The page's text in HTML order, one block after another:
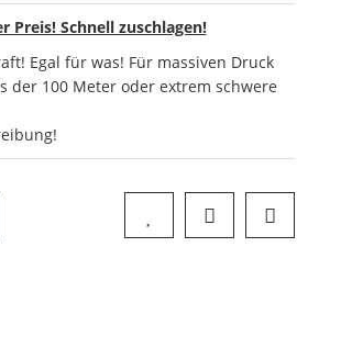
Preis! Schnell zuschlagen!
Egal für was! Für massiven Druck
100 Meter oder extrem schwere